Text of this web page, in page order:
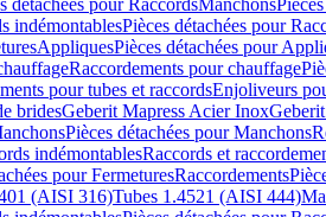
détachées pour RaccordsManchons
indémontablesPièces détachées pour
AppliquesPièces détachées pour
Raccordements pour chauffage
pour tubes et raccordsEnjoliveurs
bridesGeberit Mapress Acier Inox
Pièces détachées pour Manchons
indémontablesRaccords et
pour FermeturesRaccordements
(AISI 316)Tubes 1.4521 (AISI 444)